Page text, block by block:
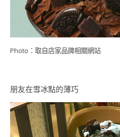
Photo：取自店家品牌相關網站
朋友在雪冰點的薄巧